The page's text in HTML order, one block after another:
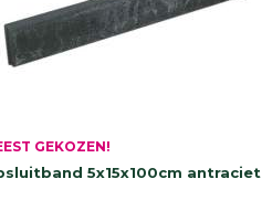
GEKOZEN!
5x15x100cm antraciet